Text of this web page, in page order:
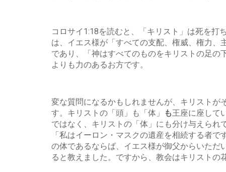
コロサイ1:18を読むと、「キリスト」は死を打
は、イエス様が「すべての支配、権威、権力
であり、「神はすべてのものをキリストの足
よりも力のあるお方です。
変な質問になるかもしれませんが、キリスト
す。キリストの「頭」も「体」
も王座に座して
ではなく、キリストの「体」にも分け与えられ
「私はイーロン・マスクの遺産を相続する者
の体であるならば、イエス様が御父からいただ
ると教えました。ですから、教会はキリストの